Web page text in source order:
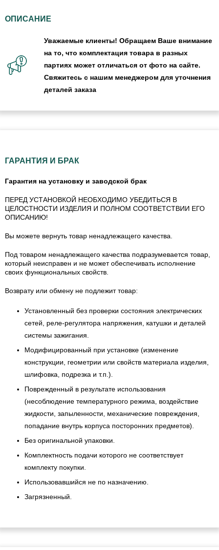
ОПИСАНИЕ
Уважаемые клиенты! Обращаем Ваше внимание
на то, что комплектация товара в разных
партиях может отличаться от фото на сайте.
Свяжитесь с нашим менеджером для уточнения
деталей заказа
ГАРАНТИЯ И БРАК
Гарантия на установку и заводской брак
ПЕРЕД УСТАНОВКОЙ НЕОБХОДИМО УБЕДИТЬСЯ В
ЦЕЛОСТНОСТИ ИЗДЕЛИЯ И ПОЛНОМ СООТВЕТСТВИИ ЕГО
ОПИСАНИЮ!
Вы можете вернуть товар ненадлежащего качества.
Под товаром ненадлежащего качества подразумевается товар,
который неисправен и не может обеспечивать исполнение
своих функциональных свойств.
Возврату или обмену не подлежит товар:
Установленный без проверки состояния электрических
сетей, реле-регулятора напряжения, катушки и деталей
системы зажигания.
Модифицированный при установке (изменение
конструкции, геометрии или свойств материала изделия,
шлифовка, подрезка и т.п.).
Поврежденный в результате использования
(несоблюдение температурного режима, воздействие
жидкости, запыленности, механические повреждения,
попадание внутрь корпуса посторонних предметов).
Без оригинальной упаковки.
Комплектность подачи которого не соответствует
комплекту покупки.
Использовавшийся не по назначению.
Загрязненный.